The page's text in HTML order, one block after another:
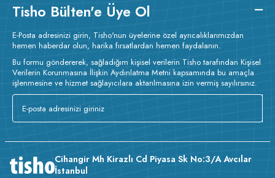
Tisho Bülten'e Üye Ol
E-Posta adresinizi girin, Tisho'nun üyelerine özel ayrıcalıklarımızdan
hemen haberdar olun, harika fırsatlardan hemen faydalanın.
Bu formu göndererek, sağladığım kişisel verilerin Tisho tarafından Kişisel
Verilerin Korunmasına İlişkin Aydınlatma Metni kapsamında bu amaçla
işlenmesine ve hizmet sağlayıcılara aktarılmasına izin vermiş sayılırsınız.
Cihangir Mh Kirazlı Cd Piyasa Sk No:3/A Avcılar
İstanbul